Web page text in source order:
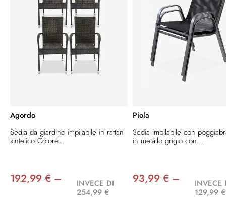
Agordo
Sedia da giardino impilabile in rattan
sintetico Colore...
192,99 € –
INVECE DI
254,99 €
Piola
Sedia impilabile con
in metallo grigio con...
93,99 € –
INVECE
129,99 €